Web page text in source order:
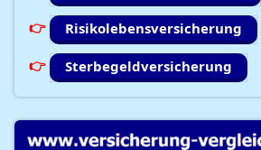
Risikolebensversicherung
Sterbegeldversicherung